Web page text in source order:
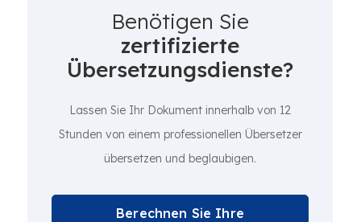
Benötigen Sie
zertifizierte
Übersetzungsdienste?
Lassen Sie Ihr Dokument innerhalb von 12
Stunden von einem professionellen Übersetzer
übersetzen und beglaubigen.
Berechnen Sie Ihre